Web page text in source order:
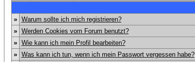
»
Warum sollte ich mich registrieren?
»
Werden Cookies vom Forum benutzt?
»
Wie kann ich mein Profil bearbeiten?
»
Was kann ich tun, wenn ich mein Passwort vergessen habe?